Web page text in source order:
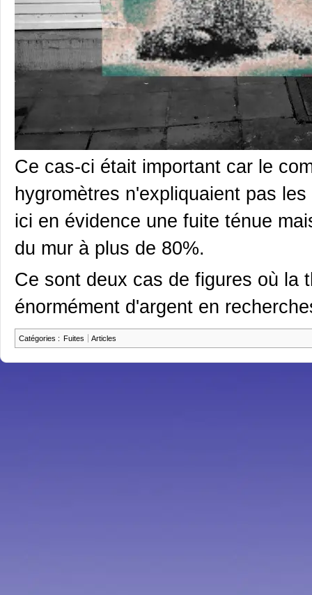
Ce cas-ci était important car le
hygromètres n'expliquaient pas
ici en évidence une fuite ténue
du mur à plus de 80%.
Ce sont deux cas de figures où la
énormément d'argent en
Catégories : Fuites Articles